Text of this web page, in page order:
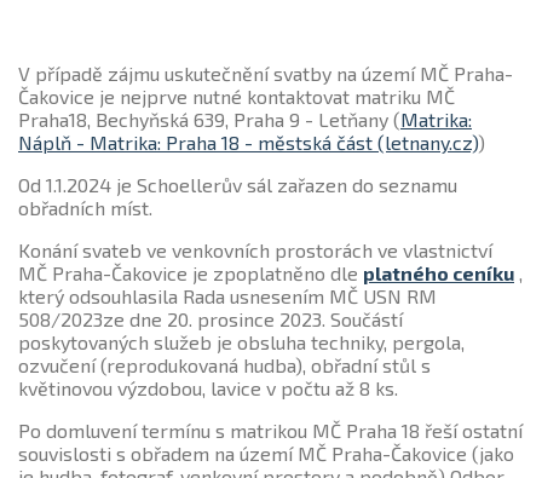
V případě zájmu uskutečnění svatby na území MČ Praha-
Čakovice je nejprve nutné kontaktovat matriku MČ
Praha18, Bechyňská 639, Praha 9 - Letňany (Matrika:
Náplň - Matrika: Praha 18 - městská část (letnany.cz))
Od 1.1.2024 je Schoellerův sál zařazen do seznamu
obřadních míst.
Konání svateb ve venkovních prostorách ve vlastnictví
MČ Praha-Čakovice je zpoplatněno dle platného ceníku ,
který odsouhlasila Rada usnesením MČ USN RM
508/2023ze dne 20. prosince 2023. Součástí
poskytovaných služeb je obsluha techniky, pergola,
ozvučení (reprodukovaná hudba), obřadní stůl s
květinovou výzdobou, lavice v počtu až 8 ks.
Po domluvení termínu s matrikou MČ Praha 18 řeší ostatní
souvislosti s obřadem na území MČ Praha-Čakovice (jako